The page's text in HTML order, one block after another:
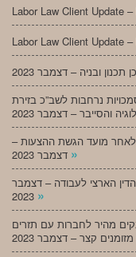
Labor Law Client Update
Labor Law Client Update
נרחבות לשב”כ בזירת
לאחר מועד הגשת ההצעות –
»
הארצי לעבודה – דצמבר
»
מהיר לחברות עם תזרים